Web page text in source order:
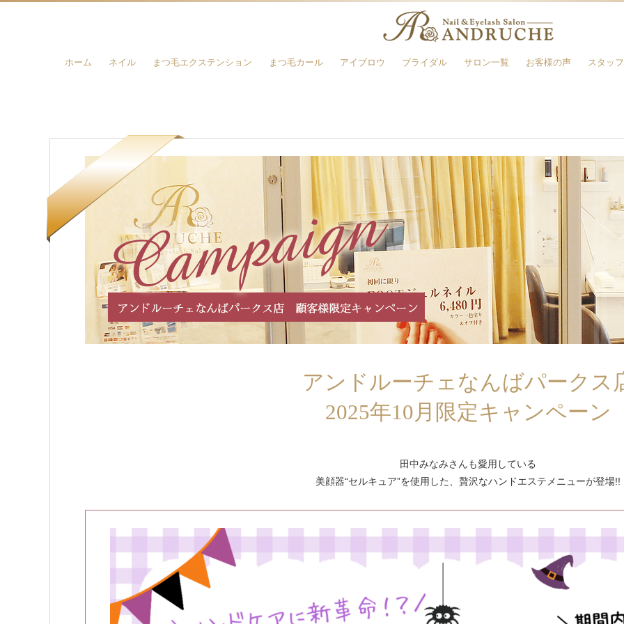
ホーム ネイル まつ毛エクステンション まつ毛カール アイブロウ ブライダル サロン一覧 お客様の声 スタッフ
アンドルーチェなんばパークス
2025年10月 限定キャンペーン
田中みなみさんも愛用している
美顔器“セルキュア”を使用した、 贅沢なハンドエステメニューが登場!!